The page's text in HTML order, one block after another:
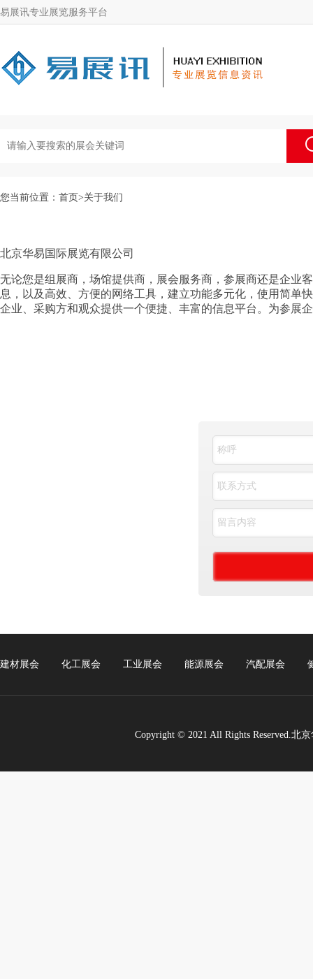
易展讯专业展览服务平台
您当前位置： 首页>关于我们
北京华易国际展览有限公司
无论您是组展商，场馆提供商，展会服务商，参展商还是企业
息，以及高效、方便的网络工具，建立功能多元化，使用简单
企业、采购方和观众提供一个便捷、丰富的信息平台。 为参展
建材展会 化工展会 工业展会 能源展会 汽配展会
Copyright © 2021 All Rights Reserved.北